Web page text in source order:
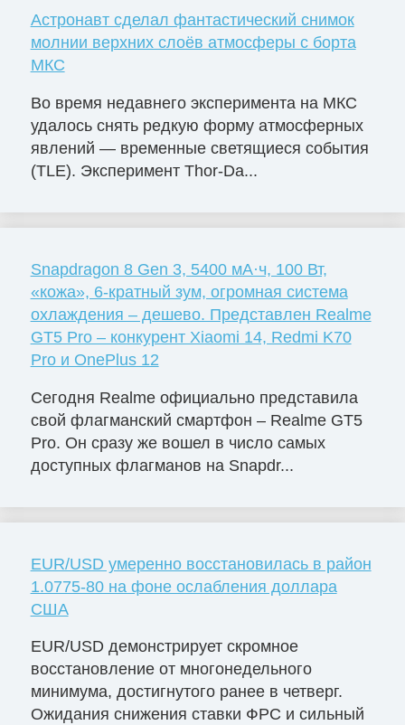
Астронавт сделал фантастический снимок
молнии верхних слоёв атмосферы с борта
МКС
Во время недавнего эксперимента на МКС
удалось снять редкую форму атмосферных
явлений — временные светящиеся события
(TLE). Эксперимент Thor-Da...
Snapdragon 8 Gen 3, 5400 мА·ч, 100 Вт,
«кожа», 6-кратный зум, огромная система
охлаждения – дешево. Представлен Realme
GT5 Pro – конкурент Xiaomi 14, Redmi K70
Pro и OnePlus 12
Сегодня Realme официально представила
свой флагманский смартфон – Realme GT5
Pro. Он сразу же вошел в число самых
доступных флагманов на Snapdr...
EUR/USD умеренно восстановилась в район
1.0775-80 на фоне ослабления доллара
США
EUR/USD демонстрирует скромное
восстановление от многонедельного
минимума, достигнутого ранее в четверг.
Ожидания снижения ставки ФРС и сильный